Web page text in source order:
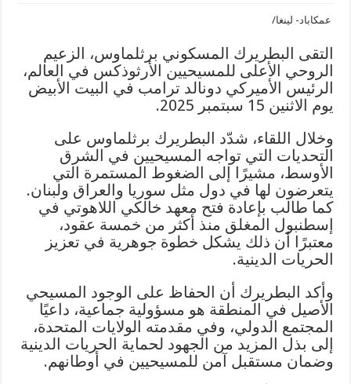
عمكاباد- لينغا/
التقى البطريرك المسكوني برثلماوس، الزعيم
الروحي الأعلى للمسيحيين الأرثوذكس في العالم،
الرئيس الأميركي دونالد ترامب في البيت الأبيض
يوم الاثنين 15 سبتمبر 2025.
وخلال اللقاء، شدّد البطريرك برثلماوس على
التحديات التي تواجه المسيحيين في الشرق
الأوسط، مشيرًا إلى الضغوط المستمرة التي
يتعرضون لها في دول مثل سوريا والعراق ولبنان.
كما طالب بإعادة فتح معهد خالكي اللاهوتي في
إسطنبول المغلق منذ أكثر من خمسة عقود،
معتبرًا أن ذلك يشكل خطوة جوهرية في تعزيز
الحريات الدينية.
وأكد البطريرك أن الحفاظ على الوجود المسيحي
الأصيل في المنطقة هو مسؤولية جماعية، داعيًا
المجتمع الدولي، وفي مقدمته الولايات المتحدة،
إلى بذل المزيد من الجهود لحماية الحريات الدينية
وضمان مستقبل آمن للمسيحيين في أوطانهم.